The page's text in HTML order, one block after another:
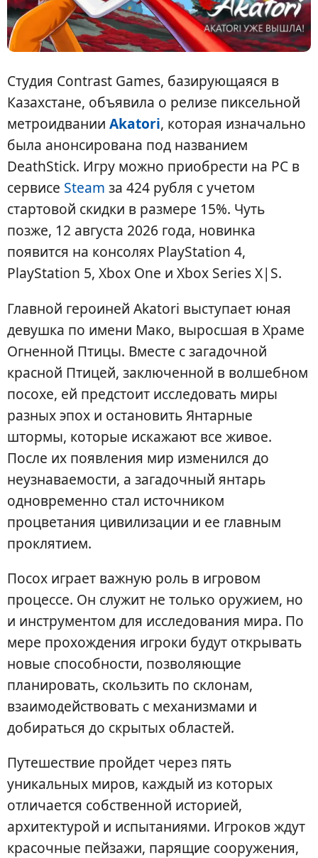
Студия Contrast Games, базирующаяся в
Казахстане, объявила о релизе пиксельной
метроидвании Akatori, которая изначально
была анонсирована под названием
DeathStick. Игру можно приобрести на PC в
сервисе Steam за 424 рубля с учетом
стартовой скидки в размере 15%. Чуть
позже, 12 августа 2026 года, новинка
появится на консолях PlayStation 4,
PlayStation 5, Xbox One и Xbox Series X|S.
Главной героиней Akatori выступает юная
девушка по имени Мако, выросшая в Храме
Огненной Птицы. Вместе с загадочной
красной Птицей, заключенной в волшебном
посохе, ей предстоит исследовать миры
разных эпох и остановить Янтарные
штормы, которые искажают все живое.
После их появления мир изменился до
неузнаваемости, а загадочный янтарь
одновременно стал источником
процветания цивилизации и ее главным
проклятием.
Посох играет важную роль в игровом
процессе. Он служит не только оружием, но
и инструментом для исследования мира. По
мере прохождения игроки будут открывать
новые способности, позволяющие
планировать, скользить по склонам,
взаимодействовать с механизмами и
добираться до скрытых областей.
Путешествие пройдет через пять
уникальных миров, каждый из которых
отличается собственной историей,
архитектурой и испытаниями. Игроков ждут
красочные пейзажи, парящие сооружения,